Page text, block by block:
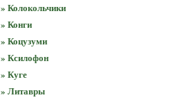
» Колокольчики
» Конги
» Коцузуми
» Ксилофон
» Куге
» Литавры